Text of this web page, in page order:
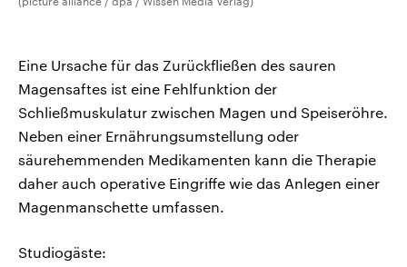
Eine Ursache für das Zurückfließen des sauren
Magensaftes ist eine Fehlfunktion der
Schließmuskulatur zwischen Magen und Speiseröhre.
Neben einer Ernährungsumstellung oder
säurehemmenden Medikamenten kann die Therapie
daher auch operative Eingriffe wie das Anlegen einer
Magenmanschette umfassen.
Studiogäste: